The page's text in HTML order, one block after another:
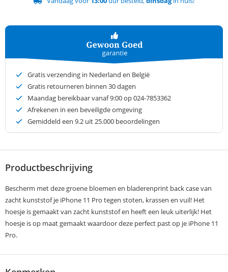
Gratis verzending in Nederland en België
Gratis retourneren binnen 30 dagen
Maandag bereikbaar vanaf 9:00 op 024-7853362
Afrekenen in een beveiligde omgeving
Gemiddeld een 9.2 uit 25.000 beoordelingen
Productbeschrijving
Bescherm met deze groene bloemen en bladerenprint back case van
zacht kunststof je iPhone 11 Pro tegen stoten, krassen en vuil! Het
hoesje is gemaakt van zacht kunststof en heeft een leuk uiterlijk! Het
hoesje is op maat gemaakt waardoor deze perfect past op je iPhone 11
Pro.